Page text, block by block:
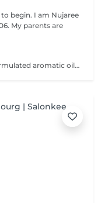
begin. I am Nujaree
My parents are
Massage Technique: Using specially formulated aromatic oils, movement long stroke and massage pressure Soft to Medium. Ayurvedic massage is a light, gentle full body massage without applying pressure, but with much sweeping and stroking, which is typically done with the help of nourishing botanical oils.